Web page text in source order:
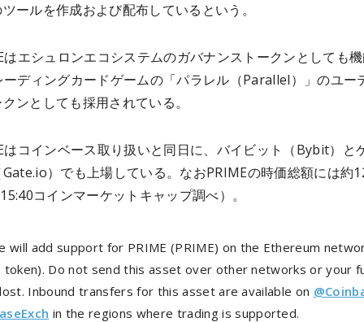
ールを作成および配布しているという。
はエシュロンエコシステムのガバナンストークンとしても
ーディングカードゲームの「パラレル（Parallel）」のユー
ンとしても採用されている。
はコインベース取り扱いと同日に、バイビット（Bybit）と
）でも上場している。なおPRIMEの時価総額には約
コインマーケットキャップ調べ）。
will add support for PRIME (PRIME) on the Ethereum
token). Do not send this asset over other networks or your
Inbound transfers for this asset are available on
in the regions where trading is supported.